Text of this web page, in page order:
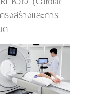
งสร้างและการ
ด